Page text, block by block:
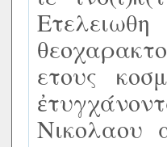
ετους
Νικολαου